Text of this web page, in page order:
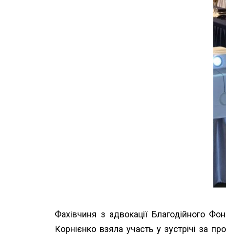
Фахівчиня з адвокації Благодійного
Корнієнко взяла участь у зустрічі за